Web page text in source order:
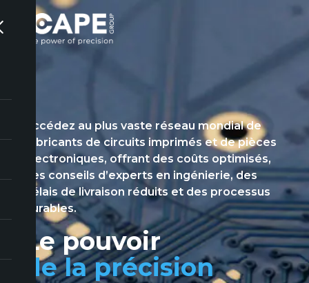
Accédez au plus vaste réseau mondial de
fabricants de circuits imprimés et de pièces
électroniques, offrant des coûts optimisés,
des conseils d’experts en ingénierie, des
délais de livraison réduits et des processus
durables.
Le pouvoir
de la précision